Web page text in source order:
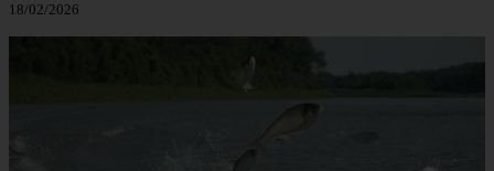
18/02/2026